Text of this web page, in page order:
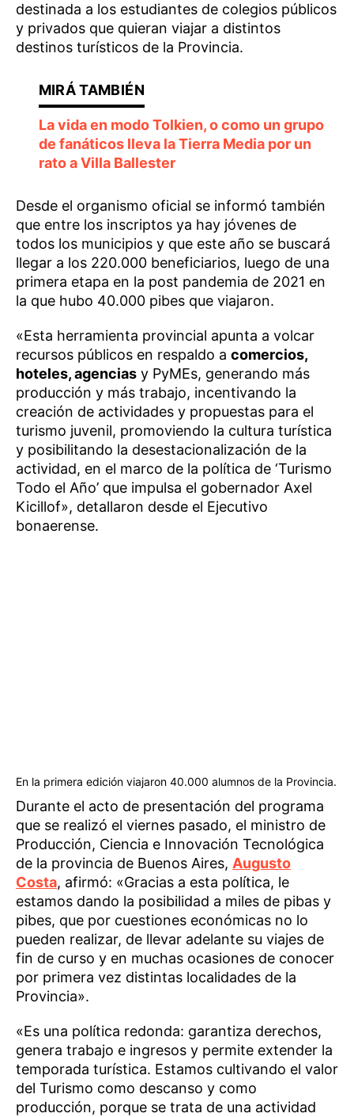
destinada a los estudiantes de colegios públicos
y privados que quieran viajar a distintos
destinos turísticos de la Provincia.
La vida en modo Tolkien, o como un grupo
de fanáticos lleva la Tierra Media por un
rato a Villa Ballester
Desde el organismo oficial se informó también
que entre los inscriptos ya hay jóvenes de
todos los municipios y que este año se buscará
llegar a los 220.000 beneficiarios, luego de una
primera etapa en la post pandemia de 2021 en
la que hubo 40.000 pibes que viajaron.
«Esta herramienta provincial apunta a volcar
recursos públicos en respaldo a comercios,
hoteles, agencias y PyMEs, generando más
producción y más trabajo, incentivando la
creación de actividades y propuestas para el
turismo juvenil, promoviendo la cultura turística
y posibilitando la desestacionalización de la
actividad, en el marco de la política de ‘Turismo
Todo el Año’ que impulsa el gobernador Axel
Kicillof», detallaron desde el Ejecutivo
bonaerense.
En la primera edición viajaron 40.000 alumnos de la Provincia.
Durante el acto de presentación del programa
que se realizó el viernes pasado, el ministro de
Producción, Ciencia e Innovación Tecnológica
de la provincia de Buenos Aires, Augusto
Costa, afirmó: «Gracias a esta política, le
estamos dando la posibilidad a miles de pibas y
pibes, que por cuestiones económicas no lo
pueden realizar, de llevar adelante su viajes de
fin de curso y en muchas ocasiones de conocer
por primera vez distintas localidades de la
Provincia».
«Es una política redonda: garantiza derechos,
genera trabajo e ingresos y permite extender la
temporada turística. Estamos cultivando el valor
del Turismo como descanso y como
producción, porque se trata de una actividad